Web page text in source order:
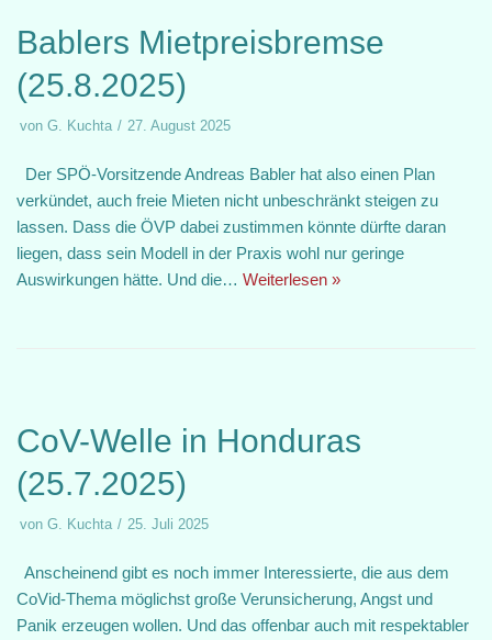
Bablers Mietpreisbremse
(25.8.2025)
von G. Kuchta 27. August 2025
Der SPÖ-Vorsitzende Andreas Babler hat also einen Plan
verkündet, auch freie Mieten nicht unbeschränkt steigen zu
lassen. Dass die ÖVP dabei zustimmen könnte dürfte daran
liegen, dass sein Modell in der Praxis wohl nur geringe
Auswirkungen hätte. Und die… Weiterlesen »
CoV-Welle in Honduras
(25.7.2025)
von G. Kuchta 25. Juli 2025
Anscheinend gibt es noch immer Interessierte, die aus dem
CoVid-Thema möglichst große Verunsicherung, Angst und
Panik erzeugen wollen. Und das offenbar auch mit respektabler